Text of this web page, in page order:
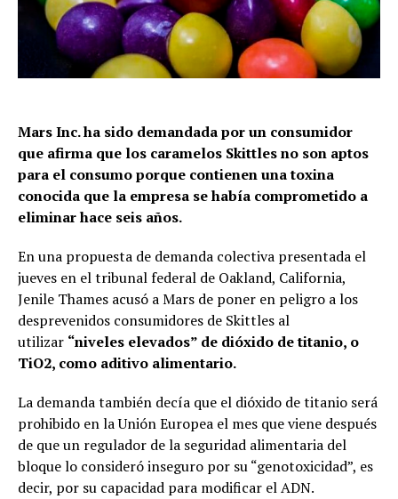
Mars Inc. ha sido demandada por un consumidor
que afirma que los caramelos Skittles no son aptos
para el consumo porque contienen una toxina
conocida que la empresa se había comprometido a
eliminar hace seis años.
En una propuesta de demanda colectiva presentada el
jueves en el tribunal federal de Oakland, California,
Jenile Thames acusó a Mars de poner en peligro a los
desprevenidos consumidores de Skittles al
utilizar “niveles elevados” de dióxido de titanio, o
TiO2, como aditivo alimentario.
La demanda también decía que el dióxido de titanio será
prohibido en la Unión Europea el mes que viene después
de que un regulador de la seguridad alimentaria del
bloque lo consideró inseguro por su “genotoxicidad”, es
decir, por su capacidad para modificar el ADN.